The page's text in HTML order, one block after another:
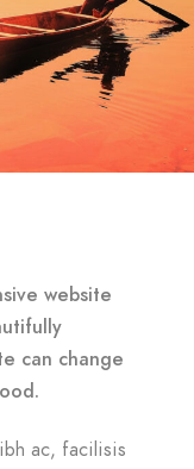
website
can change
ac, facilisis